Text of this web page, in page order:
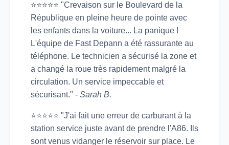
⭐⭐⭐⭐⭐ "Crevaison sur le Boulevard de la
République en pleine heure de pointe avec
les enfants dans la voiture... La panique !
L'équipe de Fast Depann a été rassurante au
téléphone. Le technicien a sécurisé la zone et
a changé la roue très rapidement malgré la
circulation. Un service impeccable et
sécurisant." - Sarah B.
⭐⭐⭐⭐⭐ "J'ai fait une erreur de carburant à la
station service juste avant de prendre l'A86. Ils
sont venus vidanger le réservoir sur place. Le